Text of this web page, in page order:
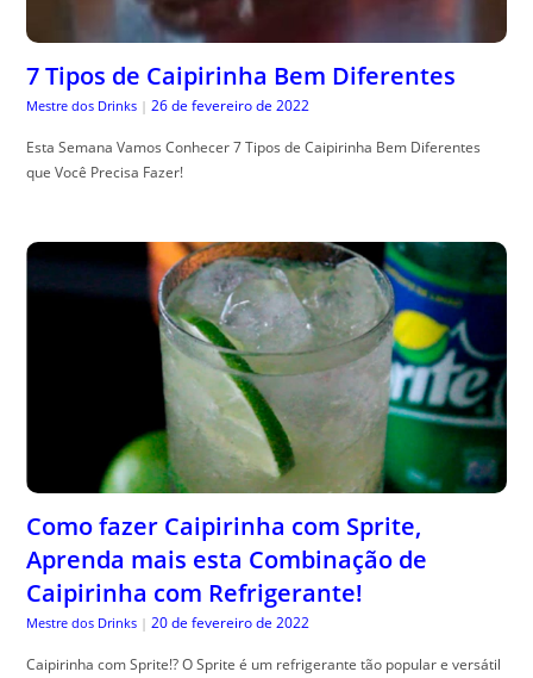
7 Tipos de Caipirinha Bem Diferentes
Mestre dos Drinks | 26 de fevereiro de 2022
Esta Semana Vamos Conhecer 7 Tipos de Caipirinha Bem Diferentes
que Você Precisa Fazer!
Como fazer Caipirinha com Sprite,
Aprenda mais esta Combinação de
Caipirinha com Refrigerante!
Mestre dos Drinks | 20 de fevereiro de 2022
Caipirinha com Sprite!? O Sprite é um refrigerante tão popular e versátil